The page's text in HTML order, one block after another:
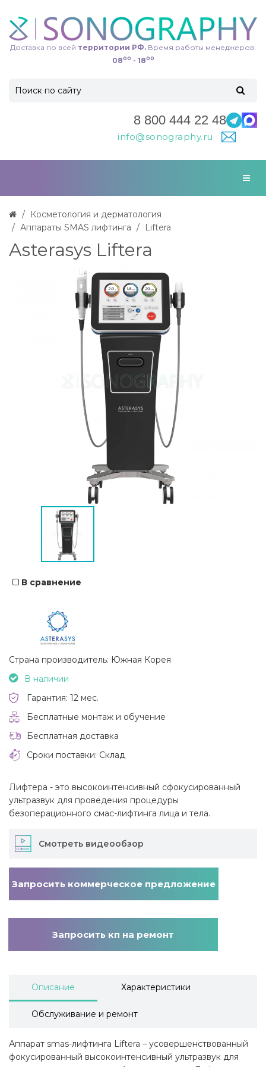
Доставка по всей территории РФ. Время работы менеджеров:
0800 - 1800
8 800 444 22 48
info@sonography.ru
Косметология и дерматология
Аппараты SMAS лифтинга
Liftera
Asterasys Liftera
В сравнение
Страна производитель: Южная Корея
В наличии
Гарантия: 12 мес.
Бесплатные монтаж и обучение
Бесплатная доставка
Сроки поставки: Склад
Лифтера - это высокоинтенсивный сфокусированный
ультразвук для проведения процедуры
безоперационного cмас-лифтинга лица и тела.
Смотреть видеообзор
Запросить коммерческое предложение
Запросить кп на ремонт
Описание Характеристики
Обслуживание и ремонт
Аппарат smas-лифтинга Liftera – усовершенствованный
фокусированный высокоинтенсивный ультразвук для